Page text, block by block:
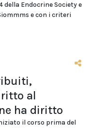
della Endocrine Society e
e con i criteri
al
ha diritto
il corso prima del